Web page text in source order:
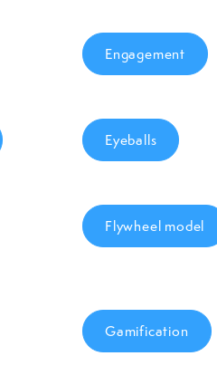
Engagement
Eyeballs
Flywheel model
Gamification